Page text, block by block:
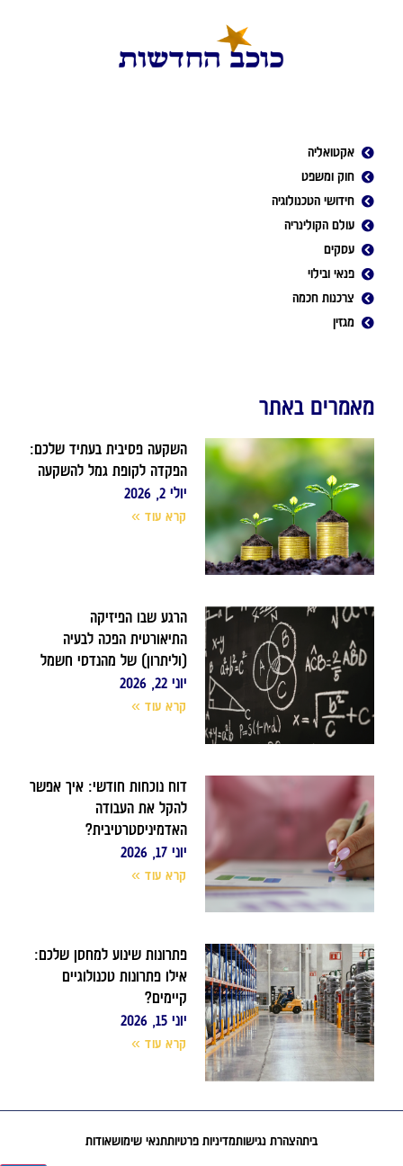
אקטואליה
חוק ומשפט
חידושי הטכנולוגיה
עולם הקולינריה
עסקים
פנאי ובילוי
צרכנות חכמה
מגזין
מאמרים באתר
השקעה פסיבית בעתיד שלכם:
הפקדה לקופת גמל להשקעה
יולי 2, 2026
קרא עוד »
הרגע שבו הפיזיקה
התיאורטית הפכה לבעיה
(וליתרון) של מהנדסי חשמל
יוני 22, 2026
קרא עוד »
דוח נוכחות חודשי: איך אפשר
להקל את העבודה
האדמיניסטרטיבית?
יוני 17, 2026
קרא עוד »
פתרונות שינוע למחסן שלכם:
אילו פתרונות טכנולוגיים
קיימים?
יוני 15, 2026
קרא עוד »
ביתהצהרת נגישותמדיניות פרטיותתנאי שימושאודות